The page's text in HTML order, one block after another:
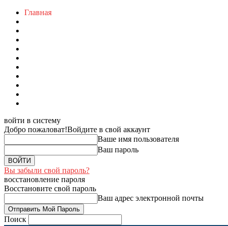
Главная
войти в систему
Добро пожаловат!Войдите в свой аккаунт
Ваше имя пользователя
Ваш пароль
Вы забыли свой пароль?
восстановление пароля
Восстановите свой пароль
Ваш адрес электронной почты
Поиск